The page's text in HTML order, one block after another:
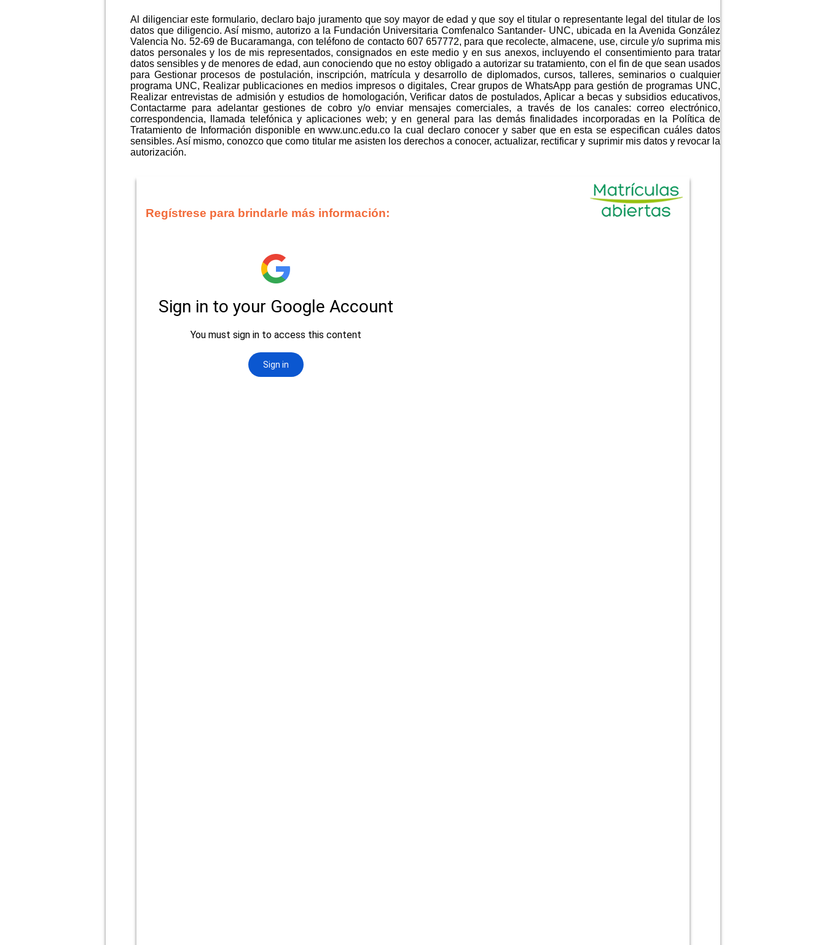
Al diligenciar este formulario, declaro bajo juramento que soy mayor de edad y que soy el titular o representante legal del titular de los
datos que diligencio. Así mismo, autorizo a la Fundación Universitaria Comfenalco Santander- UNC, ubicada en la Avenida González
Valencia No. 52-69 de Bucaramanga, con teléfono de contacto 607 657772, para que recolecte, almacene, use, circule y/o suprima mis
datos personales y los de mis representados, consignados en este medio y en sus anexos, incluyendo el consentimiento para tratar
datos sensibles y de menores de edad, aun conociendo que no estoy obligado a autorizar su tratamiento, con el fin de que sean usados
para Gestionar procesos de postulación, inscripción, matrícula y desarrollo de diplomados, cursos, talleres, seminarios o cualquier
programa UNC, Realizar publicaciones en medios impresos o digitales, Crear grupos de WhatsApp para gestión de programas UNC,
Realizar entrevistas de admisión y estudios de homologación, Verificar datos de postulados, Aplicar a becas y subsidios educativos,
Contactarme para adelantar gestiones de cobro y/o enviar mensajes comerciales, a través de los canales: correo electrónico,
correspondencia, llamada telefónica y aplicaciones web; y en general para las demás finalidades incorporadas en la Política de
Tratamiento de Información disponible en www.unc.edu.co la cual declaro conocer y saber que en esta se especifican cuáles datos
sensibles. Así mismo, conozco que como titular me asisten los derechos a conocer, actualizar, rectificar y suprimir mis datos y revocar la
autorización.
Regístrese para brindarle más información: